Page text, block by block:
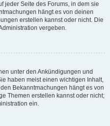
jeder Seite des Forums, in dem sie
hängt es von deinen
erstellen kannst oder nicht. Die
vergeben.
unter den Ankündigungen und
haben meist einen wichtigen Inhalt,
Bekanntmachungen hängt es von
Themen erstellen kannst oder nicht;
ein.